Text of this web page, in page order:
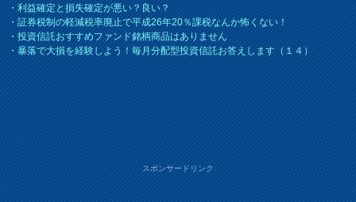
・利益確定と損失確定が悪い？良い？
・証券税制の軽減税率廃止で平成26年20％課税なんか怖くない！
・投資信託おすすめファンド銘柄商品はありません
・暴落で大損を経験しよう！毎月分配型投資信託お答えします（１４）
スポンサードリンク